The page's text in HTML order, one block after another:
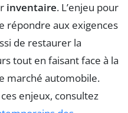
inventaire. L’enjeu pour
répondre aux exigences
de restaurer la
tout en faisant face à la
marché automobile.
enjeux, consultez